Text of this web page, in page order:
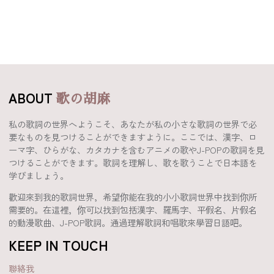
ABOUT歌の胡麻
私の歌詞の世界へようこそ、あなたが私の小さな歌詞の世界で必
要なものを見つけることができますように。ここでは、漢字、ロ
ーマ字、ひらがな、カタカナを含むアニメの歌やJ-POPの歌詞を見
つけることができます。歌詞を理解し、歌を歌うことで日本語を
学びましょう。
歡迎來到我的歌詞世界，希望你能在我的小小歌詞世界中找到你所
需要的。在這裡，你可以找到包括漢字、羅馬字、平假名、片假名
的動漫歌曲、J-POP歌詞。通過理解歌詞和唱歌來學習日語吧。
KEEP IN TOUCH
聯絡我